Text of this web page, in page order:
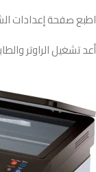
اطبع صفحة إعدادات
أعد تشغيل الراوتر